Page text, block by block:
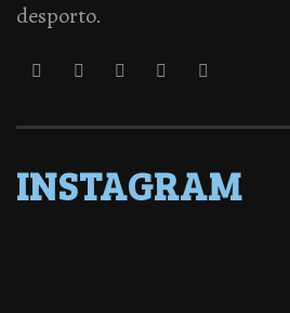
desporto.
INSTAGRAM